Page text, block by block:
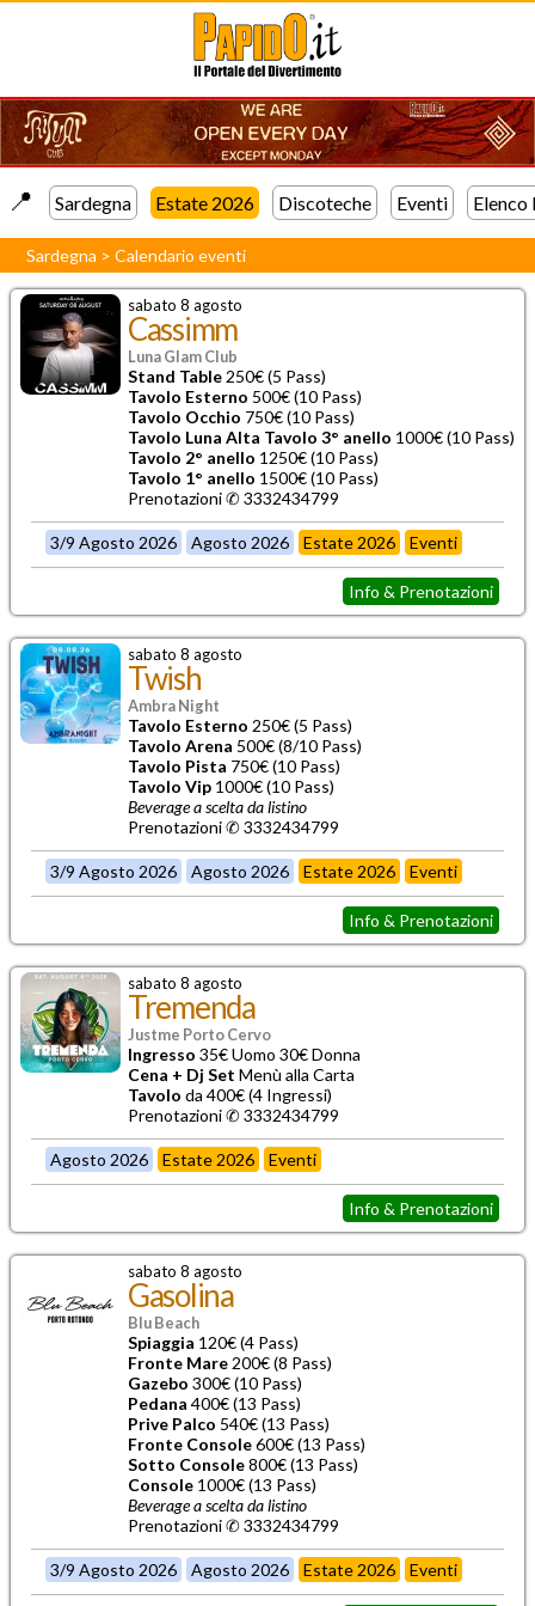
📍️ Sardegna Estate 2026 Discoteche Eventi Elenco
Sardegna >Calendario eventi
sabato 8 agosto
Cassimm
Luna Glam Club
Stand Table 250€ (5 Pass)
Tavolo Esterno 500€ (10 Pass)
Tavolo Occhio 750€ (10 Pass)
Tavolo Luna Alta Tavolo 3° anello 1000€ (10 Pass)
Tavolo 2° anello 1250€ (10 Pass)
Tavolo 1° anello 1500€ (10 Pass)
Prenotazioni ✆ 3332434799
3/9 Agosto 2026 Agosto 2026 Estate 2026 Eventi
Info & Prenotazioni
sabato 8 agosto
Twish
Ambra Night
Tavolo Esterno 250€ (5 Pass)
Tavolo Arena 500€ (8/10 Pass)
Tavolo Pista 750€ (10 Pass)
Tavolo Vip 1000€ (10 Pass)
Beverage a scelta da listino
Prenotazioni ✆ 3332434799
3/9 Agosto 2026 Agosto 2026 Estate 2026 Eventi
Info & Prenotazioni
sabato 8 agosto
Tremenda
Justme Porto Cervo
Ingresso 35€ Uomo 30€ Donna
Cena + Dj Set Menù alla Carta
Tavolo da 400€ (4 Ingressi)
Prenotazioni ✆ 3332434799
Agosto 2026 Estate 2026 Eventi
Info & Prenotazioni
sabato 8 agosto
Gasolina
Blu Beach
Spiaggia 120€ (4 Pass)
Fronte Mare 200€ (8 Pass)
Gazebo 300€ (10 Pass)
Pedana 400€ (13 Pass)
Prive Palco 540€ (13 Pass)
Fronte Console600€ (13 Pass)
Sotto Console800€ (13 Pass)
Console 1000€ (13 Pass)
Beverage a scelta da listino
Prenotazioni ✆ 3332434799
3/9 Agosto 2026 Agosto 2026 Estate 2026 Eventi